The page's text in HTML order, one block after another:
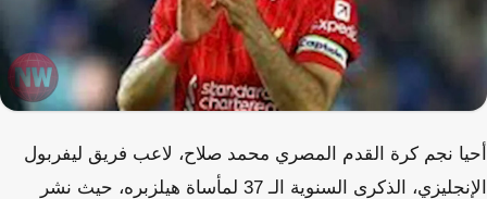
أحيا نجم كرة القدم المصري محمد صلاح، لاعب فريق ليفربول
الإنجليزي، الذكرى السنوية الـ 37 لمأساة هيلزبره، حيث نشر